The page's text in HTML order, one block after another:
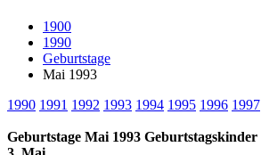
1900
1990
Geburtstage
Mai 1993
1990 1991 1992 1993 1994 1995 1996 1997
Geburtstage Mai 1993 Geburtstagskinder